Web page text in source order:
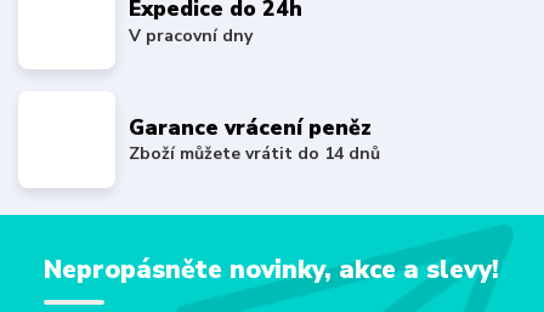
Expedice do 24h
V pracovní dny
Garance vrácení peněz
Zboží můžete vrátit do 14 dnů
Nepropásněte novinky, akce a slevy!